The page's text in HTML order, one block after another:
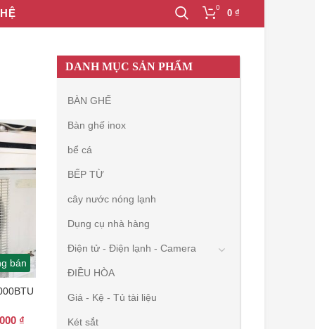
0 0 ₫
bán
₫Giá
DANH MỤC SẢN PHẨM
BÀN GHẾ
Bàn ghế inox
bể cá
BẾP TỪ
cây nước nóng lạnh
Dụng cụ nhà hàng
Điện tử - Điện lạnh - Camera
ĐIỀU HÒA
Giá - Kệ - Tủ tài liệu
Két sắt